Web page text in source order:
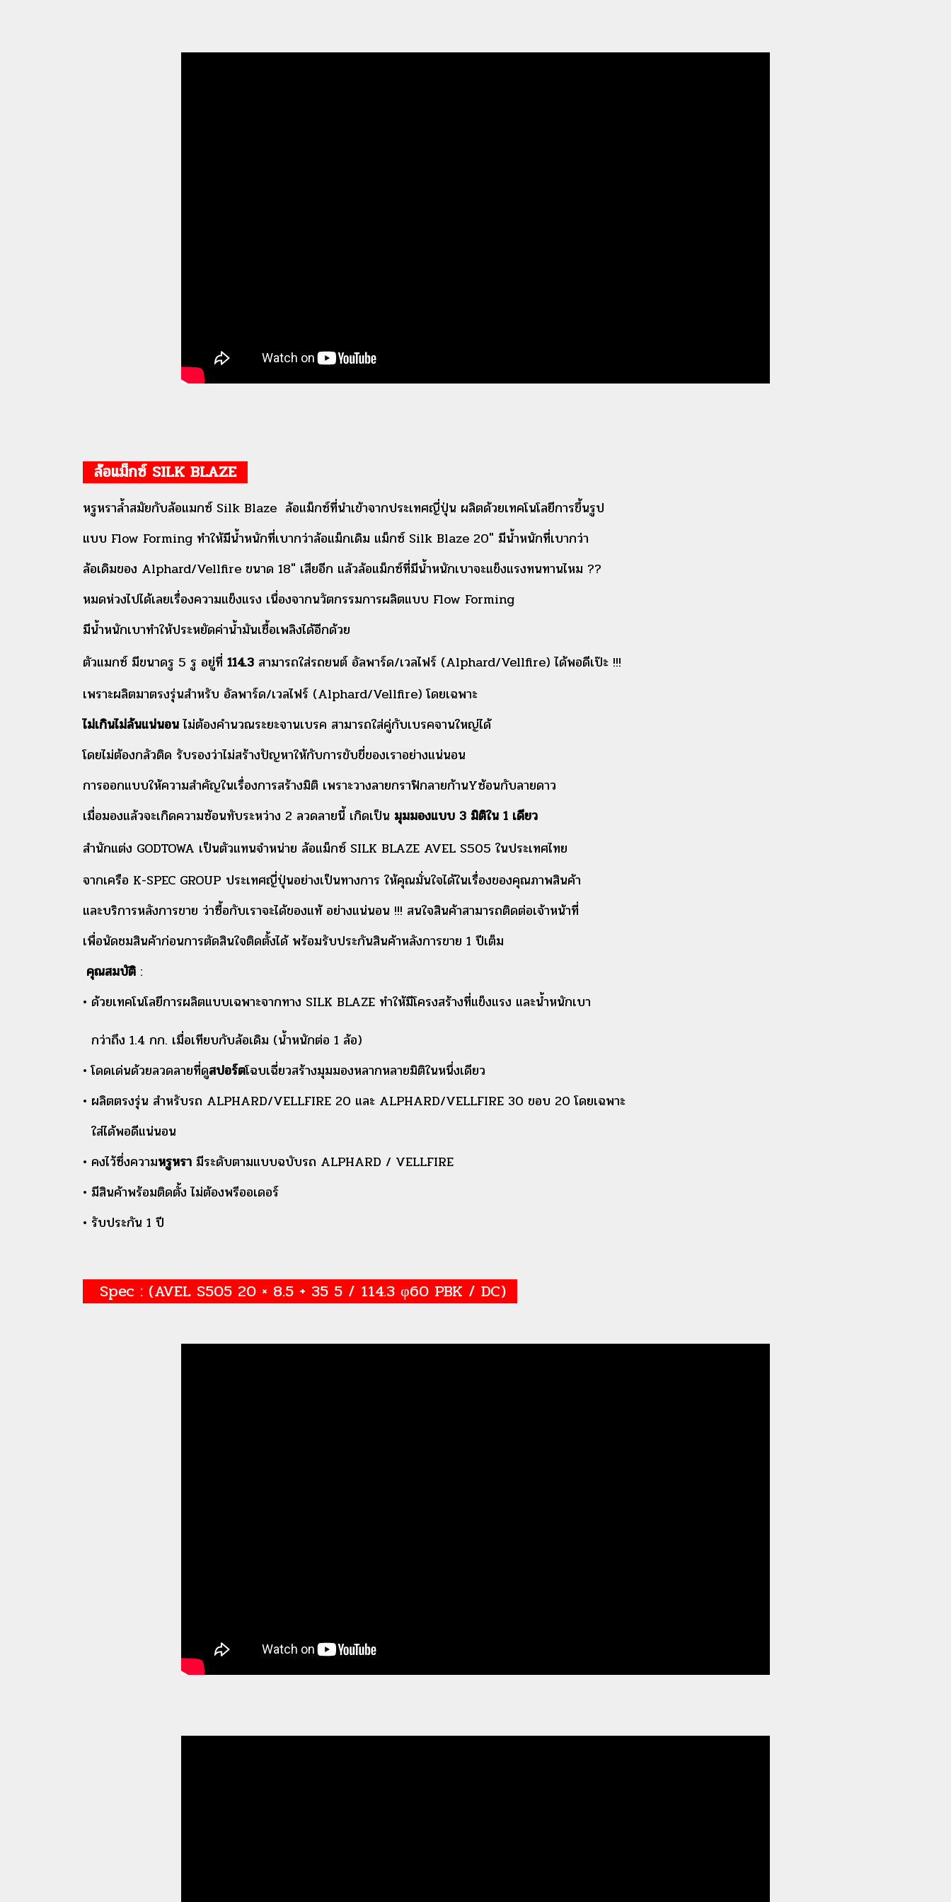
ล้อแม็กซ์ SILK BLAZE
หรูหราล้ำสมัยกับล้อแมกซ์ Silk Blaze ล้อแม็กซ์ที่นำเข้าจากประเทศญี่ปุ่น ผลิตด้วยเทคโนโลยีการขึ้นรูป
แบบ Flow Forming ทำให้มีน้ำหนักที่เบากว่าล้อแม็กเดิม แม็กซ์ Silk Blaze 20" มีน้ำหนักที่เบากว่า
ล้อเดิมของ Alphard/Vellfire ขนาด 18" เสียอีก แล้วล้อแม็กซ์ที่มีน้ำหนักเบาจะแข็งแรงทนทานไหม ??
หมดห่วงไปได้เลยเรื่องความแข็งแรง เนื่องจากนวัตกรรมการผลิตแบบ Flow Forming
มีน้ำหนักเบาทำให้ประหยัดค่าน้ำมันเชื้อเพลิงได้อีกด้วย
ตัวแมกซ์ มีขนาดรู 5 รู อยู่ที่ 114.3 สามารถใส่รถยนต์ อัลพาร์ด/เวลไฟร์ (Alphard/Vellfire) ได้พอดีเป๊ะ !!!
เพราะผลิตมาตรงรุ่นสำหรับ อัลพาร์ด/เวลไฟร์ (Alphard/Vellfire) โดยเฉพาะ
ไม่เกินไม่ล้นแน่นอนไม่ต้องคำนวณระยะจานเบรค สามารถใส่คู่กับเบรคจานใหญ่ได้
โดยไม่ต้องกลัวติด รับรองว่าไม่สร้างปัญหาให้กับการขับขี่ของเราอย่างแน่นอน
การออกแบบให้ความสำคัญในเรื่องการสร้างมิติ เพราะวางลายกราฟิกลายก้านYซ้อนกับลายดาว
เมื่อมองแล้วจะเกิดความซ้อนทับระหว่าง 2 ลวดลายนี้ เกิดเป็น มุมมองแบบ 3 มิติใน 1 เดียว
สำนักแต่ง GODTOWA เป็นตัวแทนจำหน่าย ล้อแม็กซ์ SILK BLAZE AVEL S505 ในประเทศไทย
จากเครือ K-SPEC GROUP ประเทศญี่ปุ่นอย่างเป็นทางการ ให้คุณมั่นใจได้ในเรื่องของคุณภาพสินค้า
และบริการหลังการขาย ว่าซื้อกับเราจะได้ของแท้ อย่างแน่นอน !!! สนใจสินค้าสามารถติดต่อเจ้าหน้าที่
เพื่อนัดชมสินค้าก่อนการตัดสินใจติดตั้งได้ พร้อมรับประกันสินค้าหลังการขาย 1 ปีเต็ม
คุณสมบัติ :
• ด้วยเทคโนโลยีการผลิตแบบเฉพาะจากทาง SILK BLAZE ทำให้มีโครงสร้างที่แข็งแรง และน้ำหนักเบา
กว่าถึง 1.4 กก. เมื่อเทียบกับล้อเดิม (น้ำหนักต่อ 1 ล้อ)
• โดดเด่นด้วยลวดลายที่ดูสปอร์ตโฉบเฉี่ยวสร้างมุมมองหลากหลายมิติในหนึ่งเดียว
• ผลิตตรงรุ่น สำหรับรถ ALPHARD/VELLFIRE 20 และ ALPHARD/VELLFIRE 30 ขอบ 20 โดยเฉพาะ
ใส่ได้พอดีแน่นอน
• คงไว้ซึ่งความหรูหรา มีระดับตามแบบฉบับรถ ALPHARD / VELLFIRE
• มีสินค้าพร้อมติดตั้ง ไม่ต้องพรีออเดอร์
• รับประกัน 1 ปี
Spec : (AVEL S505 20 × 8.5 + 35 5 / 114.3 φ60 PBK / DC)